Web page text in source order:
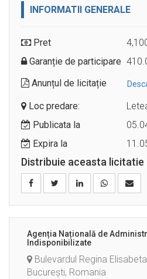
INFORMATII GENERALE
Pret
Garanție de participare
Anunțul de licitație
Loc predare:
Publicata la
Expira la
Distribuie aceasta licitatie
Agenția Națională de
Indisponibilizate
Bulevardul Regina
București, Romania